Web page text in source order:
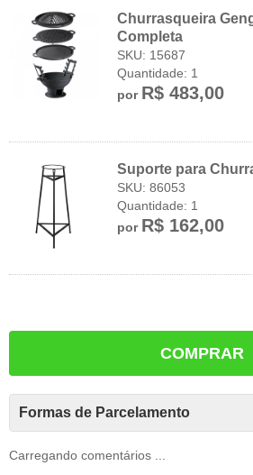
Churrasqueira
Completa
SKU: 15687
Quantidade: 1
por R$ 483,00
Suporte para
SKU: 86053
Quantidade: 1
por R$ 162,00
COMPRAR
Formas de Parcelamento
Carregando comentários ...